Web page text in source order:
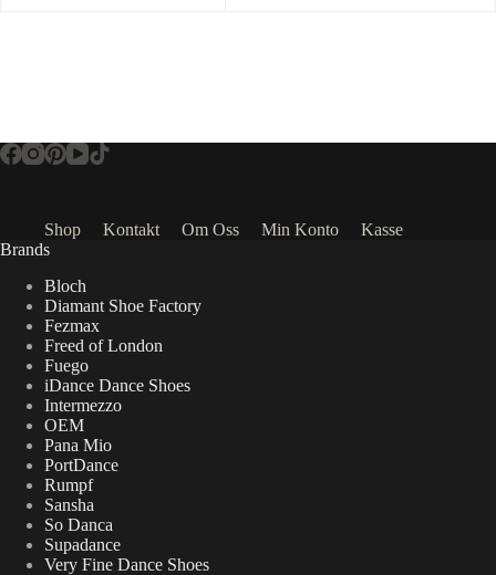
Shop Kontakt Om Oss Min Konto
Kasse
Brands
Bloch
Diamant Shoe Factory
Fezmax
Freed of London
Fuego
iDance Dance Shoes
Intermezzo
OEM
Pana Mio
PortDance
Rumpf
Sansha
So Danca
Supadance
Very Fine Dance Shoes